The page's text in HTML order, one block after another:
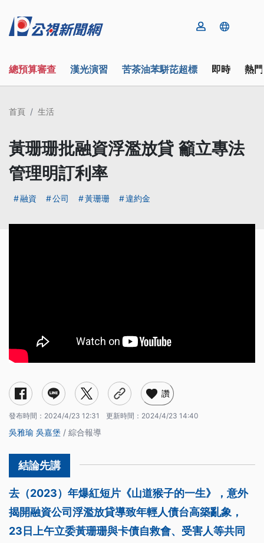
總預算審查 漢光演習 苦茶油苯駢芘超標 即時 熱
首頁 生活
黃珊珊批融資浮濫放貸 籲立專法
管理明訂利率
融資 公司 黃珊珊 違約金
讚
發布時間： 2024/4/23 12:31 更新時間： 2024/4/23 14:40
吳雅瑜 吳嘉堡 / 綜合報導
去（2023）年爆紅短片《山道猴子的一生》，意外
揭開融資公司浮濫放貸導致年輕人債台高築亂象，
23日上午立委黃珊珊與卡債自救會、受害人等共同